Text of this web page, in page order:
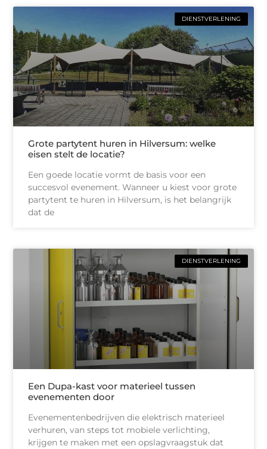
DIENSTVERLENING
Grote partytent huren in Hilversum: welke
eisen stelt de locatie?
Een goede locatie vormt de basis voor een
succesvol evenement. Wanneer u kiest voor grote
partytent te huren in Hilversum, is het belangrijk
dat de
DIENSTVERLENING
Een Dupa-kast voor materieel tussen
evenementen door
Evenementenbedrijven die elektrisch materieel
verhuren, van steps tot mobiele verlichting,
krijgen te maken met een opslagvraagstuk dat